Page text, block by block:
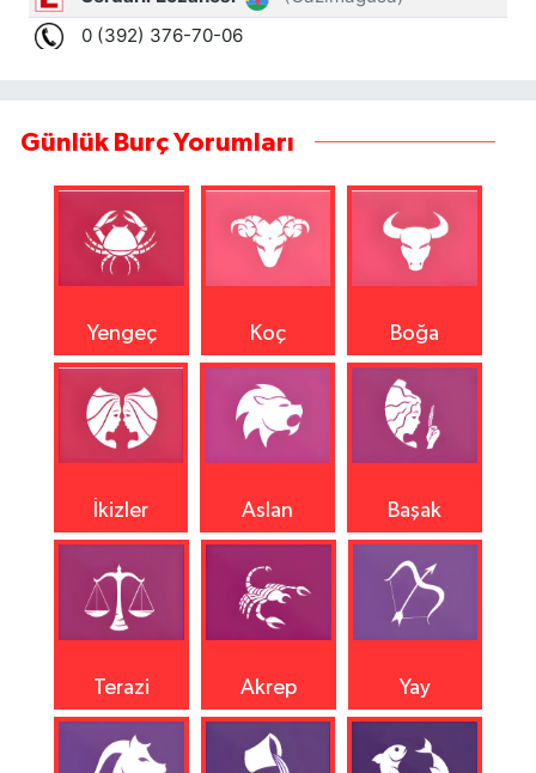
Günlük Burç Yorumları
Yengeç Koç Boğa
İkizler Aslan Başak
Terazi Akrep Yay